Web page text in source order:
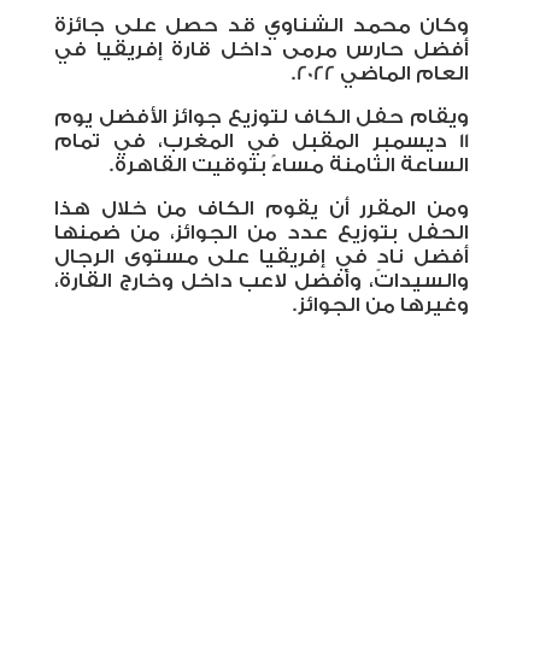
وكان محمد الشناوي قد حصل على جائزة
أفضل حارس مرمى داخل قارة إفريقيا في
العام الماضي 2022.
ويقام حفل الكاف لتوزيع جوائز الأفضل يوم
11 ديسمبر المقبل في المغرب، في تمام
الساعة الثامنة مساءً بتوقيت القاهرة.
ومن المقرر أن يقوم الكاف من خلال هذا
الحفل بتوزيع عدد من الجوائز، من ضمنها
أفضل نادٍ في إفريقيا على مستوى الرجال
والسيدات، وأفضل لاعب داخل وخارج القارة،
وغيرها من الجوائز.